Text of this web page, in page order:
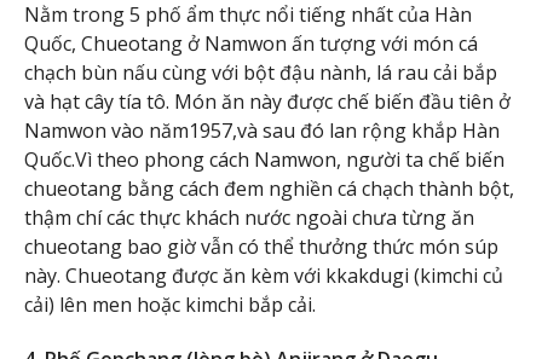
Nằm trong 5 phố ẩm thực nổi tiếng nhất của Hàn
Quốc, Chueotang ở Namwon ấn tượng với món cá
chạch bùn nấu cùng với bột đậu nành, lá rau cải bắp
và hạt cây tía tô. Món ăn này được chế biến đầu tiên ở
Namwon vào năm1957,và sau đó lan rộng khắp Hàn
Quốc.Vì theo phong cách Namwon, người ta chế biến
chueotang bằng cách đem nghiền cá chạch thành bột,
thậm chí các thực khách nước ngoài chưa từng ăn
chueotang bao giờ vẫn có thể thưởng thức món súp
này. Chueotang được ăn kèm với kkakdugi (kimchi củ
cải) lên men hoặc kimchi bắp cải.